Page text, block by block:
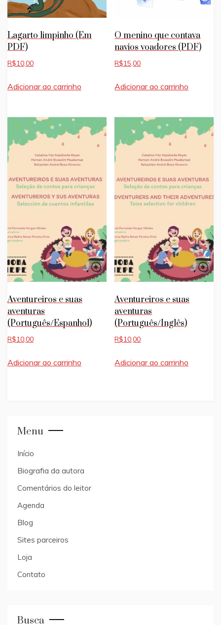
Lagarto limpinho (Em
PDF)
R$10,00
Adicionar ao carrinho
O menino que contava
navios voadores (PDF)
R$15,00
Adicionar ao carrinho
Aventureiros e suas
aventuras
(Português/Espanhol)
R$10,00
Adicionar ao carrinho
Aventureiros e suas
aventuras
(Português/Inglês)
R$10,00
Adicionar ao carrinho
Menu
Início
Biografia da autora
Comentários do leitor
Agenda
Blog
Sites parceiros
Loja
Contato
Busca